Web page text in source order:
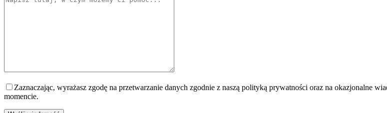
Zaznaczając, wyrażasz zgodę na przetwarzanie danych zgodnie z naszą polityką prywatności oraz na okazjonalne
momencie.